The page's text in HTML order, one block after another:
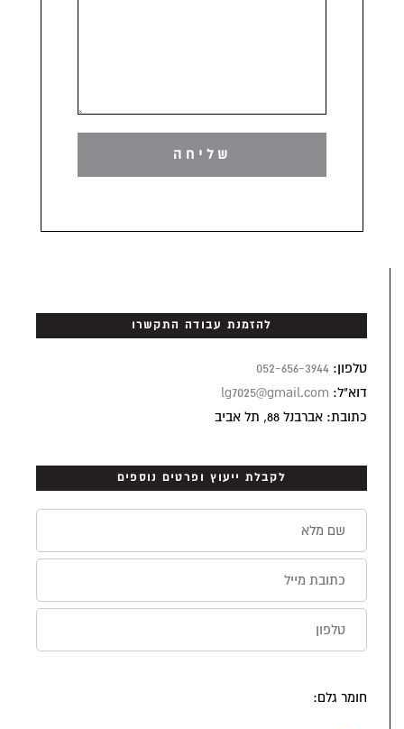
להזמנת עבודה התקשרו
טלפון: 052-656-3944
דוא"ל: lg7025@gmail.com
כתובת: אברבנל 88, תל אביב
לקבלת ייעוץ ופרטים נוספים
חומר גלם: